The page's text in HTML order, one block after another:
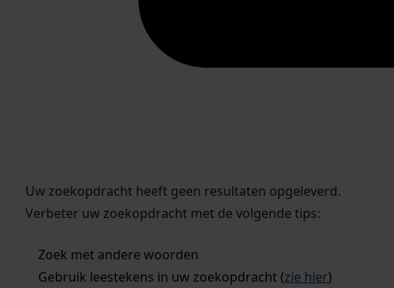
Uw zoekopdracht heeft geen resultaten opgeleverd.
Verbeter uw zoekopdracht met de volgende tips:
Zoek met andere woorden
Gebruik leestekens in uw zoekopdracht (zie hier)